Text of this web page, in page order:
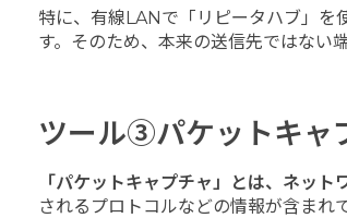
特に、有線LANで「リピータハブ」を
す。そのため、本来の送信先ではない
ツール③パケットキャ
「パケットキャプチャ」とは、ネッ
されるプロトコルなどの情報が含まれ